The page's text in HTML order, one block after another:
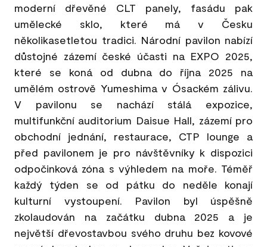
moderní dřevěné CLT panely, fasádu pak
umělecké sklo, které má v Česku
několikasetletou tradici. Národní pavilon nabízí
důstojné zázemí české účasti na EXPO 2025,
které se koná od dubna do října 2025 na
umělém ostrově Yumeshima v Ósackém zálivu.
V pavilonu se nachází stálá expozice,
multifunkční auditorium Daisue Hall, zázemí pro
obchodní jednání, restaurace, CTP lounge a
před pavilonem je pro návštěvníky k dispozici
odpočinková zóna s výhledem na moře. Téměř
každý týden se od pátku do neděle konají
kulturní vystoupení. Pavilon byl úspěšně
zkolaudován na začátku dubna 2025 a je
největší dřevostavbou svého druhu bez kovové